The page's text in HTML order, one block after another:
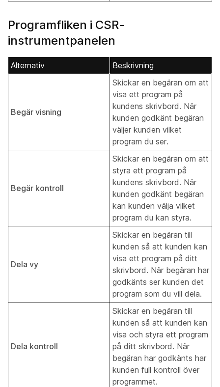
Programfliken i CSR-
instrumentpanelen
Alternativ Beskrivning
Begär visning
Skickar en begäran om att
visa ett program på
kundens skrivbord. När
kunden godkänt begäran
väljer kunden vilket
program du ser.
Begär kontroll
Skickar en begäran om att
styra ett program på
kundens skrivbord. När
kunden godkänt begäran
kan kunden välja vilket
program du kan styra.
Dela vy
Skickar en begäran till
kunden så att kunden kan
visa ett program på ditt
skrivbord. När begäran har
godkänts ser kunden det
program som du vill dela.
Dela kontroll
Skickar en begäran till
kunden så att kunden kan
visa och styra ett program
på ditt skrivbord. När
begäran har godkänts har
kunden full kontroll över
programmet.